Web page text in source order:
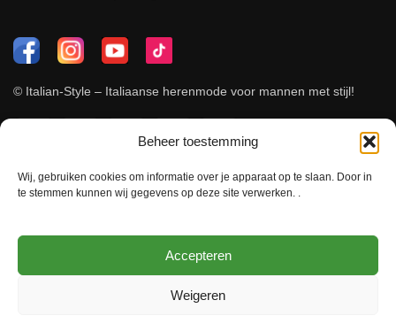
Beheer toestemming
Wij, gebruiken cookies om informatie over je apparaat op te slaan. Door in
te stemmen kunnen wij gegevens op deze site verwerken. .
Accepteren
Weigeren
© Italian-Style – Italiaanse herenmode voor mannen met stijl!